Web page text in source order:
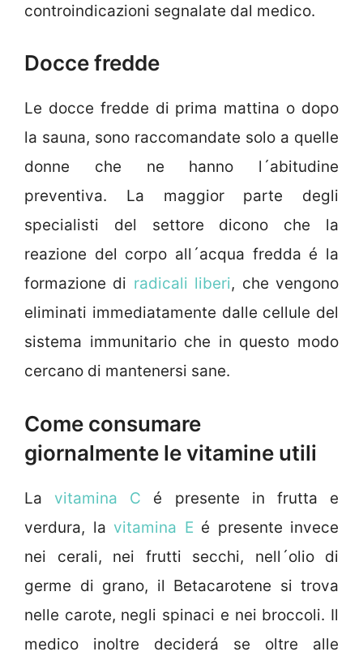
controindicazioni segnalate dal medico.
Docce fredde
Le docce fredde di prima mattina o dopo
la sauna, sono raccomandate solo a quelle
donne che ne hanno l´abitudine
preventiva. La maggior parte degli
specialisti del settore dicono che la
reazione del corpo all´acqua fredda é la
formazione di radicali liberi, che vengono
eliminati immediatamente dalle cellule del
sistema immunitario che in questo modo
cercano di mantenersi sane.
Come consumare
giornalmente le vitamine utili
La vitamina C é presente in frutta e
verdura, la vitamina E é presente invece
nei cerali, nei frutti secchi, nell´olio di
germe di grano, il Betacarotene si trova
nelle carote, negli spinaci e nei broccoli. Il
medico inoltre deciderá se oltre alle